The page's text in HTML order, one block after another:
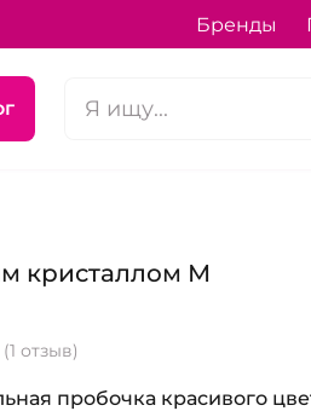
Бренды
кристаллом М
(1 отзыв)
пробочка красивого